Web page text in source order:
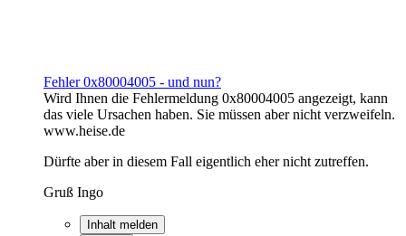
Fehler 0x80004005 - und nun?
Wird Ihnen die Fehlermeldung 0x80004005 angezeigt, kann
das viele Ursachen haben. Sie müssen aber nicht verzweifeln.
www.heise.de
Dürfte aber in diesem Fall eigentlich eher nicht zutreffen.
Gruß Ingo
Inhalt melden